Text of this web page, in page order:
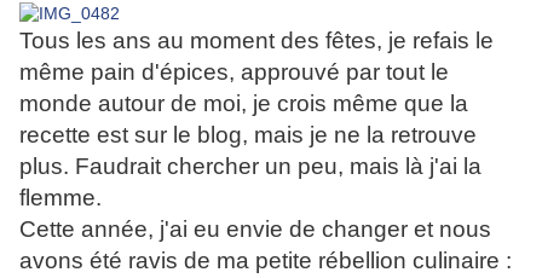
Tous les ans au moment des fêtes, je refais le
même pain d'épices, approuvé par tout le
monde autour de moi, je crois même que la
recette est sur le blog, mais je ne la retrouve
plus. Faudrait chercher un peu, mais là j'ai la
flemme.
Cette année, j'ai eu envie de changer et nous
avons été ravis de ma petite rébellion culinaire :